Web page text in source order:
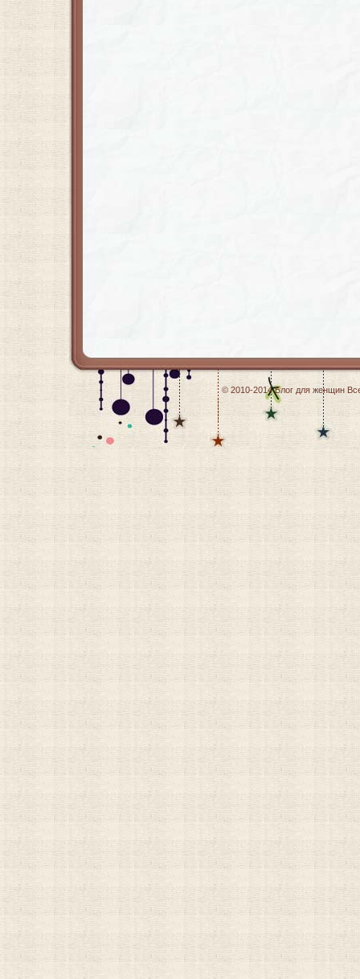
© 2010-2014Блог для женщин